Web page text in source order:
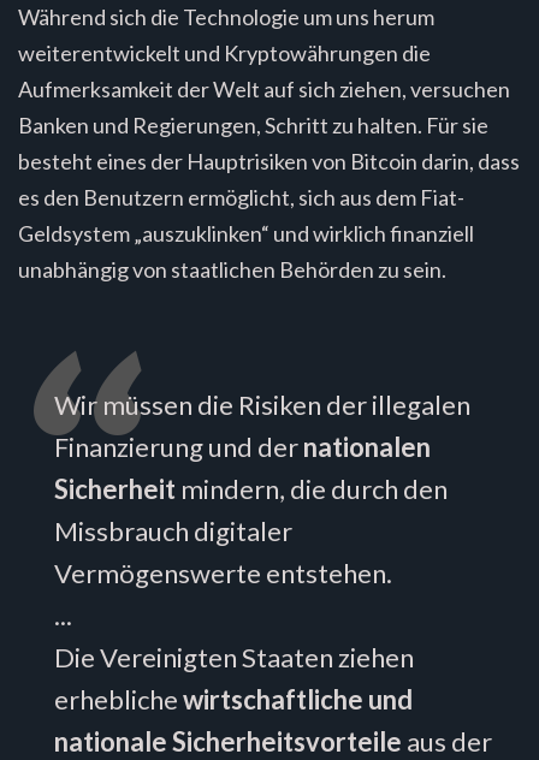
Während sich die Technologie um uns herum
weiterentwickelt und Kryptowährungen die
Aufmerksamkeit der Welt auf sich ziehen, versuchen
Banken und Regierungen, Schritt zu halten. Für sie
besteht eines der Hauptrisiken von Bitcoin darin, dass
es den Benutzern ermöglicht, sich aus dem Fiat-
Geldsystem „auszuklinken“ und wirklich finanziell
unabhängig von staatlichen Behörden zu sein.
Wir müssen die Risiken der illegalen
Finanzierung und dernationalen
Sicherheit mindern, die durch den
Missbrauch digitaler
Vermögenswerte entstehen.
...
Die Vereinigten Staaten ziehen
erheblichewirtschaftliche und
nationale Sicherheitsvorteile aus der